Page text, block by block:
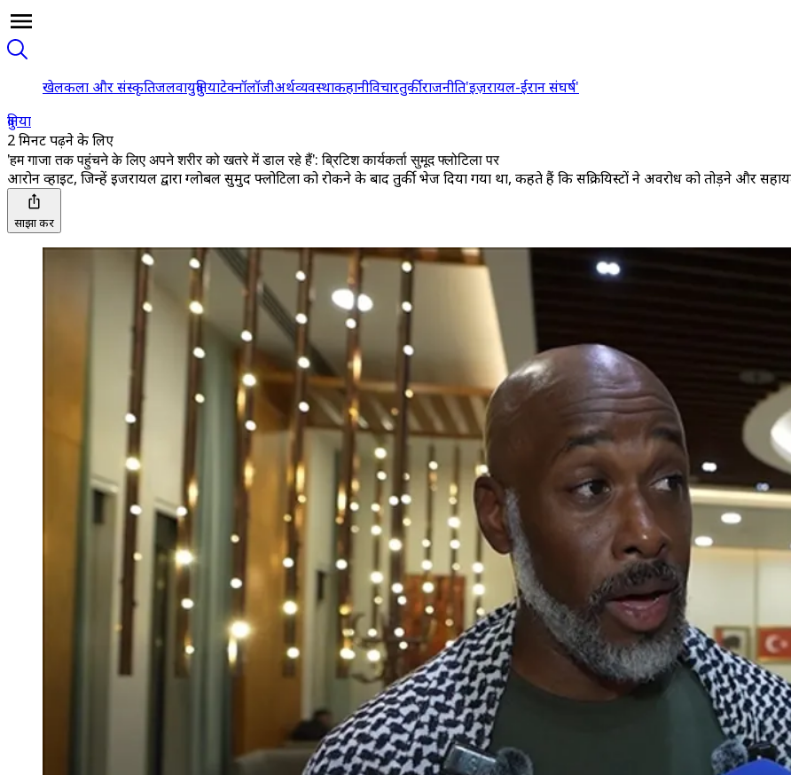
खेलकला और संस्कृतिजलवायुदुनियाटेक्नॉलॉजीअर्थव्यवस्थाकहानीविचारतुर्कीराजनीति'इज़रायल-ईरान संघर्ष'
दुनिया
2 मिनट पढ़ने के लिए
'हम गाजा तक पहुंचने के लिए अपने शरीर को खतरे में डाल रहे हैं': ब्रिटिश कार्यकर्ता सुमूद फ्लोटिला पर
आरोन व्हाइट, जिन्हें इजरायल द्वारा ग्लोबल सुमुद फ्लोटिला को रोकने के बाद तुर्की भेज दिया गया था, कहते हैं कि सक्रियिस्टों ने अवरोध को तोड़ने और
साझा करें